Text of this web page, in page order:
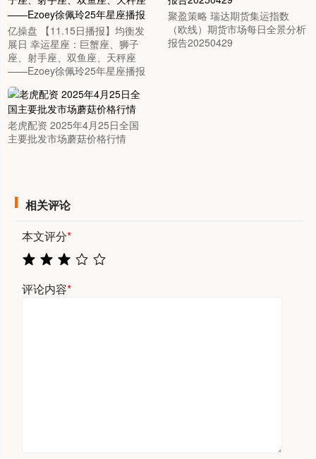
亿操盘 【11.15日播报】均衡发
展日 幸运星座：巨蟹座、狮子
座、射手座、双鱼座、天秤座
——Ezoey徐佩玲25年星座播报
聚盈策略 瑞达期货集运指数
（欧线）期货市场每日全景分析
报告20250429
老虎配资 2025年4月25日全国
主要批发市场蘑菇价格行情
相关评论
本文评分*
评论内容*